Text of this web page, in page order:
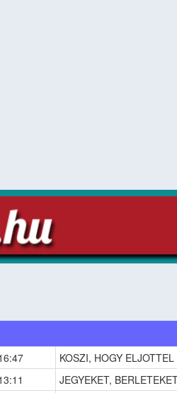
KOSZI, HOGY ELJOTTEL
JEGYEKET,